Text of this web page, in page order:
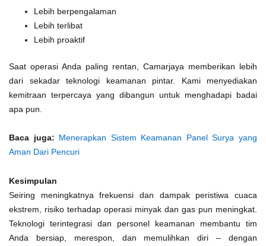
Lebih berpengalaman
Lebih terlibat
Lebih proaktif
Saat operasi Anda paling rentan, Camarjaya memberikan lebih
dari sekadar teknologi keamanan pintar. Kami menyediakan
kemitraan terpercaya yang dibangun untuk menghadapi badai
apa pun.
Baca juga: Menerapkan Sistem Keamanan Panel Surya yang
Aman Dari Pencuri
Kesimpulan
Seiring meningkatnya frekuensi dan dampak peristiwa cuaca
ekstrem, risiko terhadap operasi minyak dan gas pun meningkat.
Teknologi terintegrasi dan personel keamanan membantu tim
Anda bersiap, merespon, dan memulihkan diri – dengan